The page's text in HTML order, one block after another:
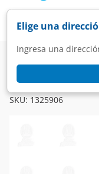
Elige una
Ingresa una
Farmacia
Arahkor Duo 60mg/
SKU: 1325906